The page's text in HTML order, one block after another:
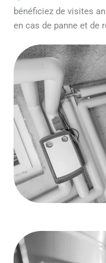
bénéficiez de visites
en cas de panne et de